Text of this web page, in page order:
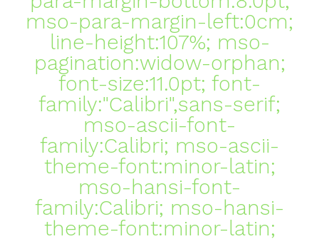
mso-para-margin-left:0cm;
line-height:107%; mso-
pagination:widow-orphan;
font-size:11.0pt; font-
family:"Calibri",sans-serif;
mso-ascii-font-
family:Calibri; mso-ascii-
theme-font:minor-latin;
mso-hansi-font-
family:Calibri; mso-hansi-
theme-font:minor-latin;